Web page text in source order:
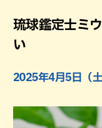
琉球鑑定士ミ
い
2025年4月5日（